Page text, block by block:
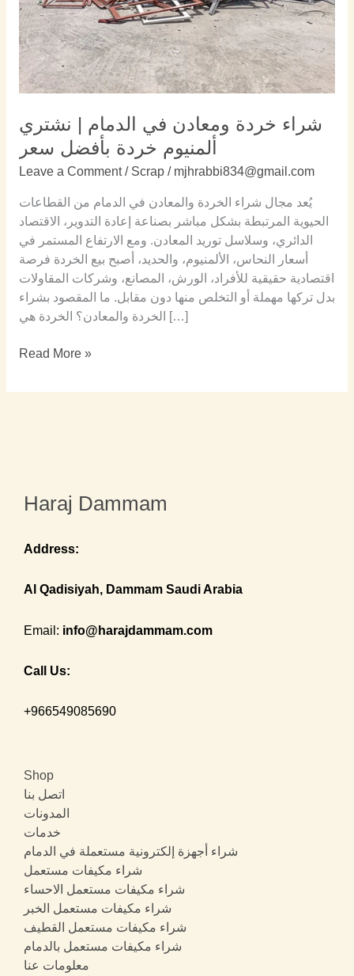
شراء خردة ومعادن في الدمام | نشتري
ألمنيوم خردة بأفضل سعر
Leave a Comment / Scrap/ mjhrabbi834@gmail.com
يُعد مجال شراء الخردة والمعادن في الدمام من القطاعات
الحيوية المرتبطة بشكل مباشر بصناعة إعادة التدوير، الاقتصاد
الدائري، وسلاسل توريد المعادن. ومع الارتفاع المستمر في
أسعار النحاس، الألمنيوم، والحديد، أصبح بيع الخردة فرصة
اقتصادية حقيقية للأفراد، الورش، المصانع، وشركات المقاولات
بدل تركها مهملة أو التخلص منها دون مقابل. ما المقصود بشراء
الخردة والمعادن؟ الخردة هي […]
ألمنيوم
خردة
بأفضل
سعر
Read More »
Haraj Dammam
Address:
Al Qadisiyah, Dammam Saudi Arabia
Email: info@harajdammam.com
Call Us:
+966549085690
Shop
اتصل بنا
المدونات
خدمات
شراء أجهزة إلكترونية مستعملة في الدمام
شراء مكيفات مستعمل
شراء مكيفات مستعمل الاحساء
شراء مكيفات مستعمل الخبر
شراء مكيفات مستعمل القطيف
شراء مكيفات مستعمل بالدمام
معلومات عنا